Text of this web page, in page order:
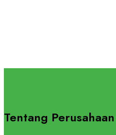
Tentang Perusahaan